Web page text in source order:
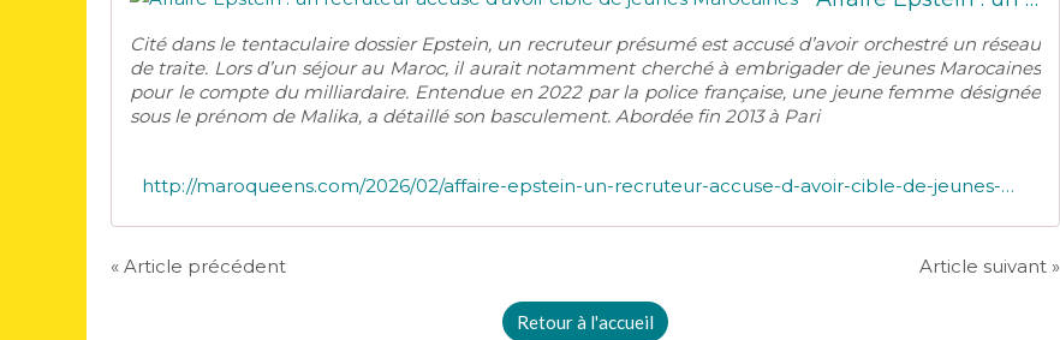
Cité dans le tentaculaire dossier Epstein, un recruteur présumé est accusé d’avoir orchestré un réseau
de traite. Lors d’un séjour au Maroc, il aurait notamment cherché à embrigader de jeunes Marocaines
pour le compte du milliardaire. Entendue en 2022 par la police française, une jeune femme désignée
sous le prénom de Malika, a détaillé son basculement. Abordée fin 2013 à Pari
http://maroqueens.com/2026/02/affaire-epstein-un-recruteur-accuse-d-avoir-cible-de-jeunes-marocaines.html
« Article précédent Article suivant »
Retour à l'accueil